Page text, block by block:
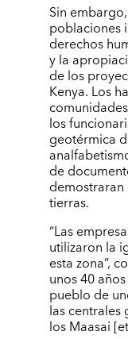
Sin
poblaciones
derechos
y la
de los
Kenya. Los
los
geotérmica
de
tierras.
“Las
utilizaron la
esta zona”,
unos 40
pueblo de
las centrales
los Maasai